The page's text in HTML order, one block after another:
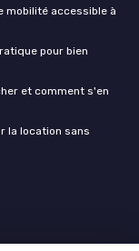
mobilité accessible à
pour bien
et comment s'en
la location sans